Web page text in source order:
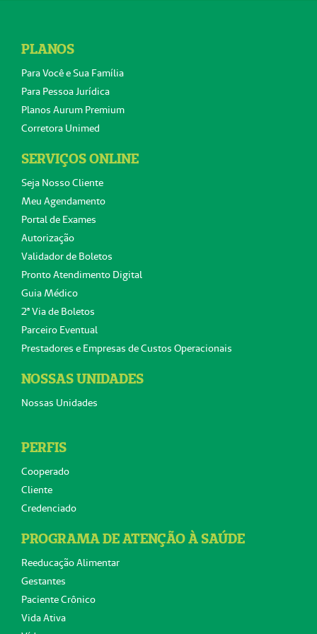
PLANOS
Para Você e Sua Família
Para Pessoa Jurídica
Planos Aurum Premium
Corretora Unimed
SERVIÇOS ONLINE
Seja Nosso Cliente
Meu Agendamento
Portal de Exames
Autorização
Validador de Boletos
Pronto Atendimento Digital
Guia Médico
2ª Via de Boletos
Parceiro Eventual
Prestadores e Empresas de Custos Operacionais
NOSSAS UNIDADES
Nossas Unidades
PERFIS
Cooperado
Cliente
Credenciado
PROGRAMA DE ATENÇÃO À SAÚDE
Reeducação Alimentar
Gestantes
Paciente Crônico
Vida Ativa